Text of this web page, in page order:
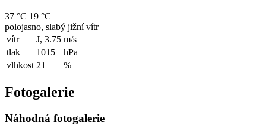
37 °C 19 °C
polojasno, slabý jižní vítr
vítr
J, 3.75 m/s
tlak
1015
hPa
vlhkost 21 %
Fotogalerie
Náhodná fotogalerie